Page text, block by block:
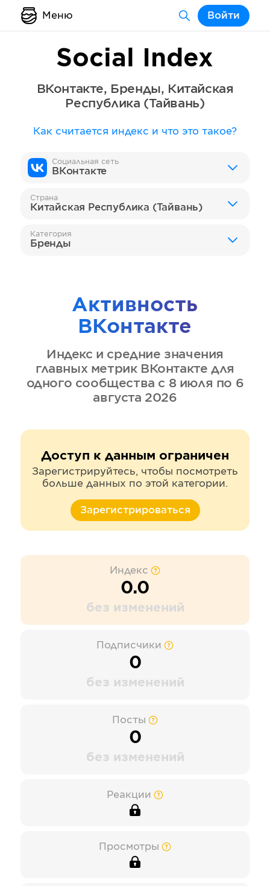
Меню Войти
Social Index
ВКонтакте, Бренды, Китайская
Республика (Тайвань)
Как считается индекс и что это такое?
Социальная сеть
ВКонтакте
Страна
Китайская Республика (Тайвань)
Категория
Бренды
Активность
ВКонтакте
Индекс и средние значения
главных метрик ВКонтакте для
одного сообщества с 8 июля по 6
августа 2026
Доступ к данным ограничен
Зарегистрируйтесь, чтобы посмотреть
больше данных по этой категории.
Зарегистрироваться
Индекс
0.0
без изменений
Подписчики
0
без изменений
Посты
0
без изменений
Реакции
Просмотры